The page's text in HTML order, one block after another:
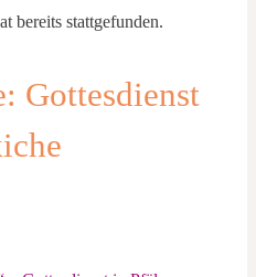
bereits stattgefunden.
Gottesdienst